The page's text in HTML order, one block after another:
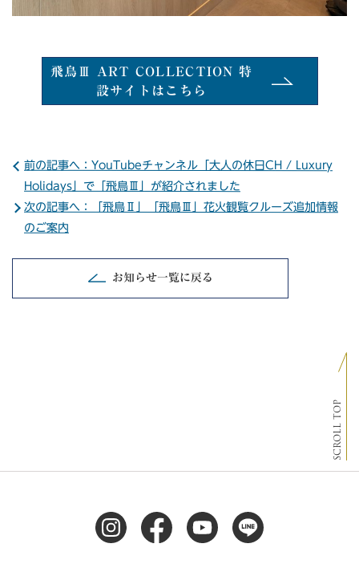
飛鳥Ⅲ ART COLLECTION 特
設サイトはこちら
前の記事へ：YouTubeチャンネル「大人の休日CH / Luxury
Holidays」で「飛鳥Ⅲ」が紹介されました
次の記事へ：「飛鳥Ⅱ」「飛鳥Ⅲ」花火観覧クルーズ追加情報
のご案内
お知らせ一覧に戻る
SCROLL TOP